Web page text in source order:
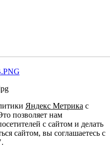
Яндекс Метрика с
позволяет нам
с сайтом и делать
сайтом, вы соглашаетесь с